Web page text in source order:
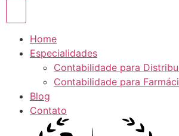
Home
Especialidades
Contabilidade para
Contabilidade para
Blog
Contato